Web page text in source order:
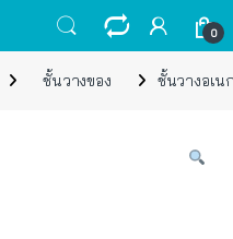
0
ชั้นวางของ ชั้นวางอเน